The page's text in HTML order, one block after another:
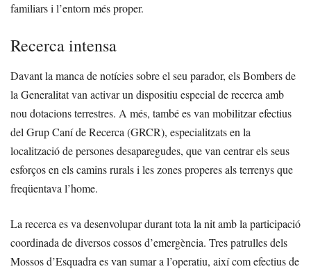
familiars i l’entorn més proper.
Recerca intensa
Davant la manca de notícies sobre el seu parador, els Bombers de
la Generalitat van activar un dispositiu especial de recerca amb
nou dotacions terrestres. A més, també es van mobilitzar efectius
del Grup Caní de Recerca (GRCR), especialitzats en la
localització de persones desaparegudes, que van centrar els seus
esforços en els camins rurals i les zones properes als terrenys que
freqüentava l’home.
La recerca es va desenvolupar durant tota la nit amb la participació
coordinada de diversos cossos d’emergència. Tres patrulles dels
Mossos d’Esquadra es van sumar a l’operatiu, així com efectius de